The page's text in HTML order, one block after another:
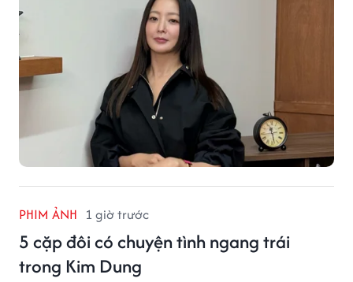
PHIM ẢNH 1 giờ trước
5 cặp đôi có chuyện tình ngang trái
trong Kim Dung